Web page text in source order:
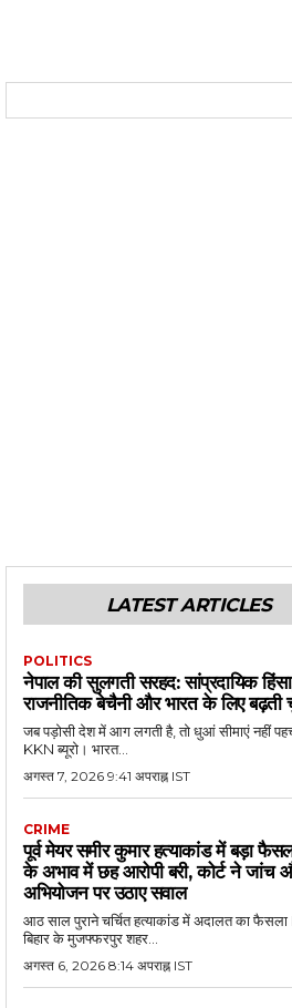
LATEST ARTICLES
POLITICS
नेपाल की सुलगती सरहद: सांप्रदायिक
राजनीतिक बेचैनी और भारत के लिए बढ़ती
जब पड़ोसी देश में आग लगती है, तो धुआं सीमाएं नहीं
KKN ब्यूरो। भारत...
अगस्त 7, 2026 9:41 अपराह्न IST
CRIME
पूर्व मेयर समीर कुमार हत्याकांड में बड़ा
के अभाव में छह आरोपी बरी, कोर्ट ने जांच
अभियोजन पर उठाए सवाल
आठ साल पुराने चर्चित हत्याकांड में अदालत का फैसला
बिहार के मुजफ्फरपुर शहर...
अगस्त 6, 2026 8:14 अपराह्न IST